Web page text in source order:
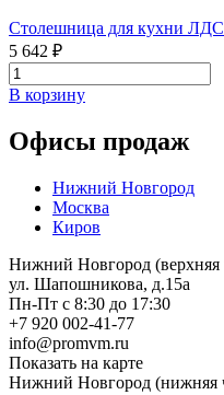
Столешница для кухни
5 642 ₽
В корзину
Офисы продаж
Нижний Новгород
Москва
Киров
Нижний Новгород (верхняя
ул. Шапошникова, д.15а
Пн-Пт с 8:30 до 17:30
+7 920 002-41-77
info@promvm.ru
Показать на карте
Нижний Новгород (нижняя